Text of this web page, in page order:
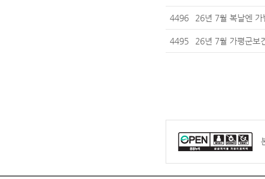
4496 26년 7월 복날엔
4495 26년 7월 가평군보